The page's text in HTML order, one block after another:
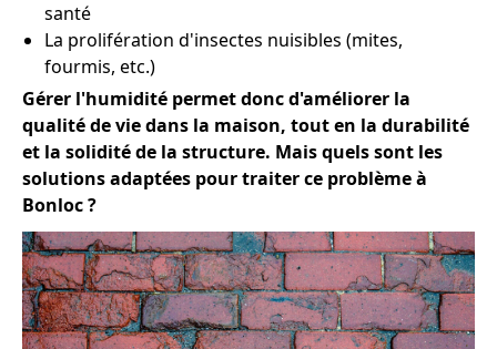
santé
La prolifération d'insectes nuisibles (mites,
fourmis, etc.)
Gérer l'humidité permet donc d'améliorer la
qualité de vie dans la maison, tout en la durabilité
et la solidité de la structure. Mais quels sont les
solutions adaptées pour traiter ce problème à
Bonloc ?